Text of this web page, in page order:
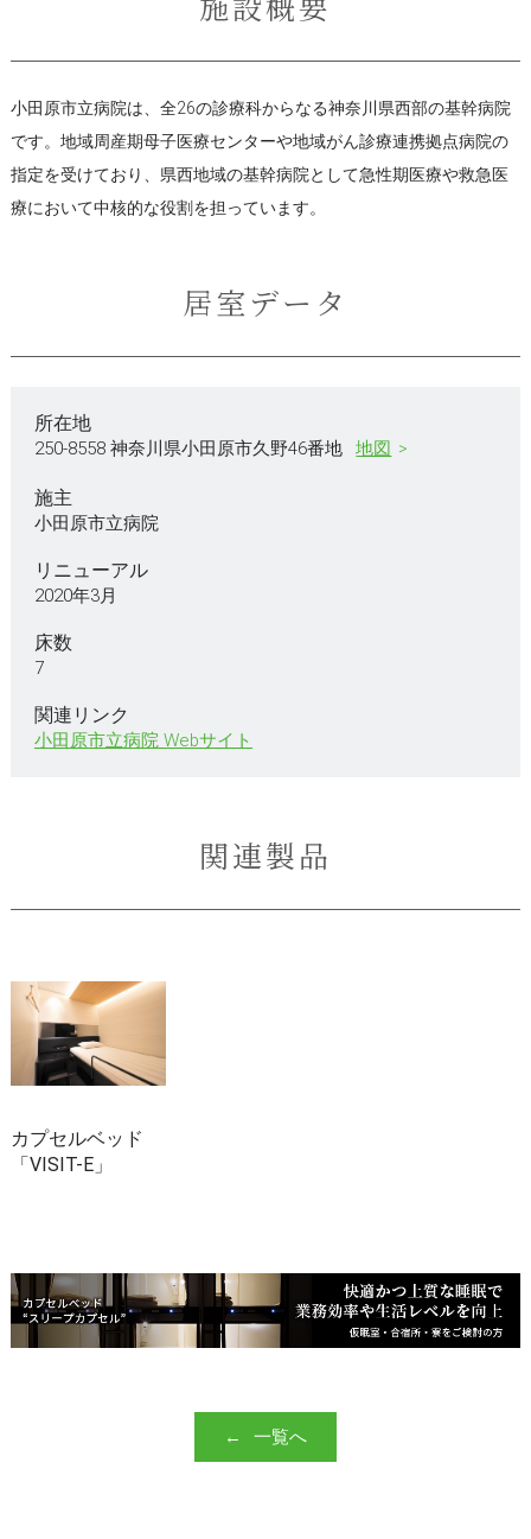
小田原市立病院は、全26の診療科からなる神奈川県西部の基幹病院
です。地域周産期母子医療センターや地域がん診療連携拠点病院の
指定を受けており、県西地域の基幹病院として急性期医療や救急医
療において中核的な役割を担っています。
居室データ
所在地
250-8558 神奈川県小田原市久野46番地 地図
施主
小田原市立病院
リニューアル
2020年3月
床数
7
関連リンク
小田原市立病院 Webサイト
関連製品
カプセルベッド
「VISIT-E」
一覧へ